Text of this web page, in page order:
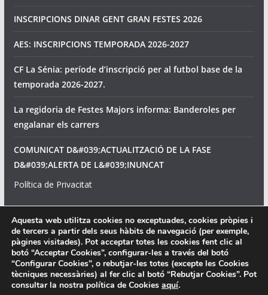
INSCRIPCIONS DINAR GENT GRAN FESTES 2026
AES: INSCRIPCIONS TEMPORADA 2026-2027
CF La Sénia: període d’inscripció per al futbol base de la
temporada 2026-2027.
La regidoria de Festes Majors informa: Banderoles per
engalanar els carrers
COMUNICAT D&#039;ACTUALITZACIÓ DE LA FASE
D&#039;ALERTA DE L&#039;INUNCAT
Política de Privacitat
Avís legal
Política de cookies
Aquesta web utilitza cookies no exceptuades, cookies pròpies i
de tercers a partir dels seus hàbits de navegació (per exemple,
pàgines visitades). Pot acceptar totes les cookies fent clic al
botó “Acceptar Cookies”, configurar-les a través del botó
“Configurar Cookies”, o rebutjar-les totes (excepte les Cookies
tècniques necessàries) al fer clic al botó “Rebutjar Cookies”. Pot
consultar la nostra política de Cookies aquí.